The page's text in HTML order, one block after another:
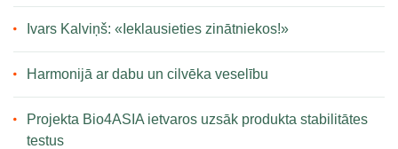
Ivars Kalviņš: «Ieklausieties zinātniekos!»
Harmonijā ar dabu un cilvēka veselību
Projekta Bio4ASIA ietvaros uzsāk produkta stabilitātes
testus